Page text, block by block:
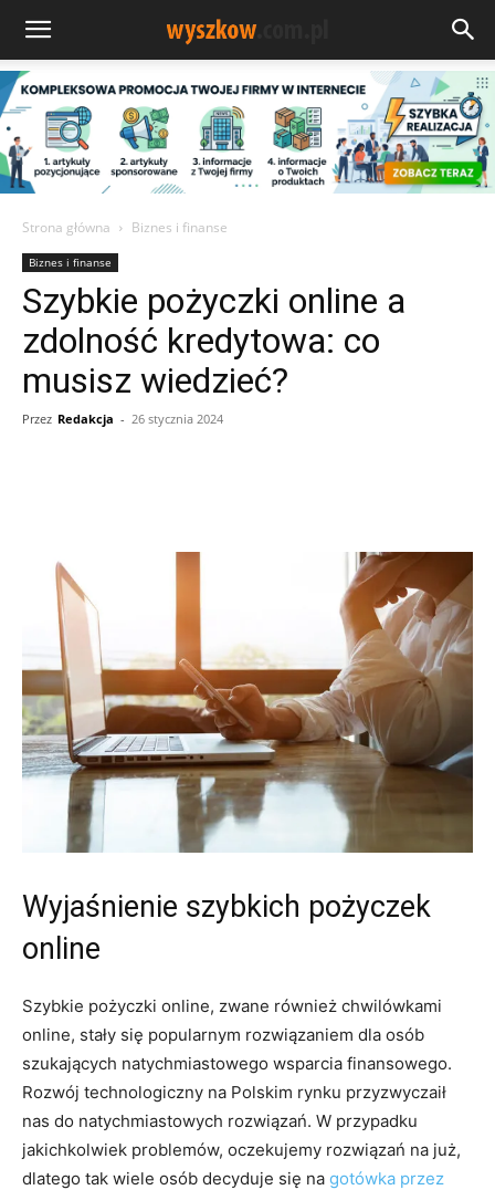
Strona główna Biznes i finanse
Biznes i finanse
Szybkie pożyczki online a
zdolność kredytowa: co
musisz wiedzieć?
Przez Redakcja - 26 stycznia 2024
Wyjaśnienie szybkich pożyczek
online
Szybkie pożyczki online, zwane również chwilówkami
online, stały się popularnym rozwiązaniem dla osób
szukających natychmiastowego wsparcia finansowego.
Rozwój technologiczny na Polskim rynku przyzwyczaił
nas do natychmiastowych rozwiązań. W przypadku
jakichkolwiek problemów, oczekujemy rozwiązań na już,
dlatego tak wiele osób decyduje się na gotówka przez